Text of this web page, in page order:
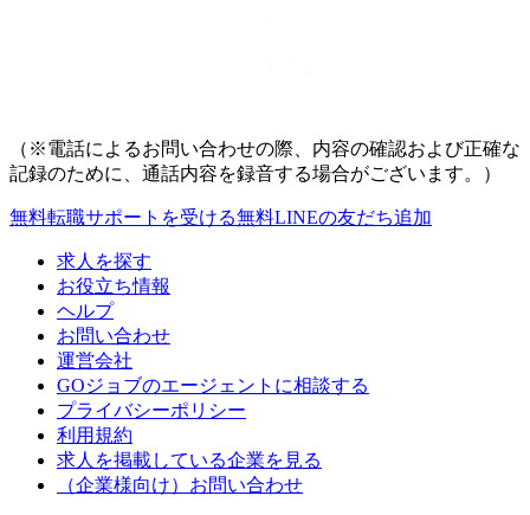
（※電話によるお問い合わせの際、内容の確認および正確な
記録のために、通話内容を録音する場合がございます。）
無料転職サポートを受ける無料LINEの友だち追加
求人を探す
お役立ち情報
ヘルプ
お問い合わせ
運営会社
GOジョブのエージェントに相談する
プライバシーポリシー
利用規約
求人を掲載している企業を見る
（企業様向け）お問い合わせ